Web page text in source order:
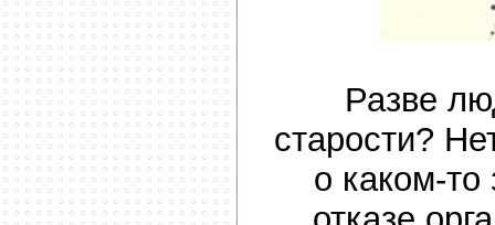
Разве
старости?
о каком-то